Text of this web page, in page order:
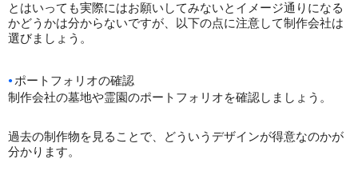
とはいっても実際にはお願いしてみないとイメージ通りになる
かどうかは分からないですが、以下の点に注意して制作会社は
選びましょう。
ポートフォリオの確認
制作会社の墓地や霊園のポートフォリオを確認しましょう。
過去の制作物を見ることで、どういうデザインが得意なのかが
分かります。